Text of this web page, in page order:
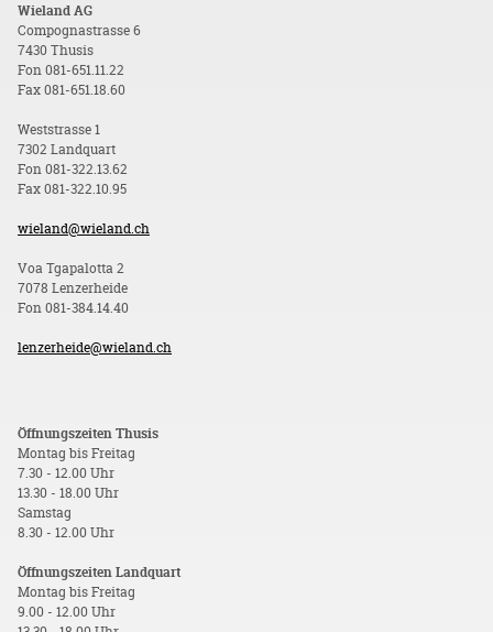
Wieland AG
Compognastrasse 6
7430 Thusis
Fon 081-651.11.22
Fax 081-651.18.60
Weststrasse 1
7302 Landquart
Fon 081-322.13.62
Fax 081-322.10.95
wieland@wieland.ch
Voa Tgapalotta 2
7078 Lenzerheide
Fon 081-384.14.40
lenzerheide@wieland.ch
Öffnungszeiten Thusis
Montag bis Freitag
7.30 - 12.00 Uhr
13.30 - 18.00 Uhr
Samstag
8.30 - 12.00 Uhr
Öffnungszeiten Landquart
Montag bis Freitag
9.00 - 12.00 Uhr